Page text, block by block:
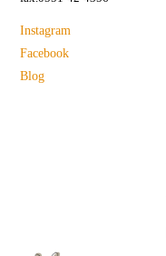
Instagram
Facebook
Blog